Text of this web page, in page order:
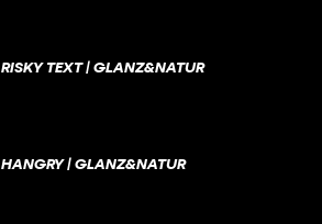
RISKY TEXT | GLANZ&NATUR
HANGRY | GLANZ&NATUR